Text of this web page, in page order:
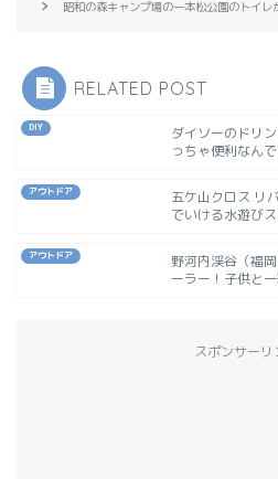
昭和の森キャンプ場の一本松公園のトイレ
RELATED POST
DIY
ダイソーのドリ
っちゃ便利なんで
アウトドア
五ケ山クロス リ
でいける水遊びス
アウトドア
野河内渓谷（福
ーラー！子供と
スポンサーリ